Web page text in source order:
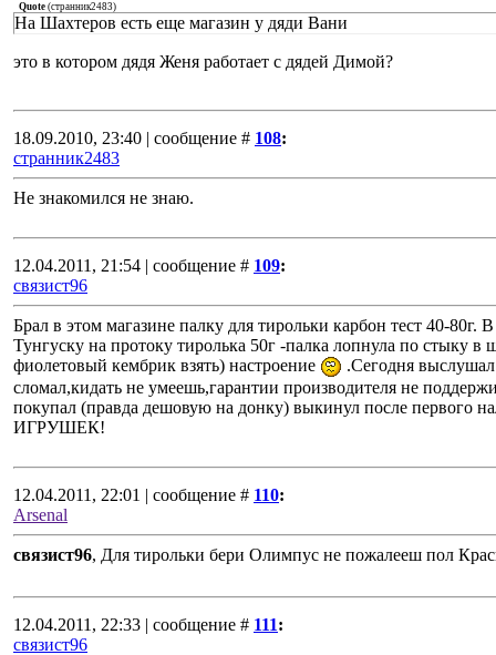
Quote (странник2483)
На Шахтеров есть еще магазин у дяди Вани
это в котором дядя Женя работает с дядей Димой?
18.09.2010, 23:40 | сообщение # 108:
странник2483
Не знакомился не знаю.
12.04.2011, 21:54 | сообщение # 109:
связист96
Брал в этом магазине палку для тирольки карбон тест 40-80г.
Тунгуску на протоку тиролька 50г -палка лопнула по стыку в
фиолетовый кембрик взять) настроение
.Сегодня выслушал
сломал,кидать не умеешь,гарантии производителя не
покупал (правда дешовую на донку) выкинул после первого
ИГРУШЕК!
12.04.2011, 22:01 | сообщение # 110:
Arsenal
связист96, Для тирольки бери Олимпус не пожалееш пол
12.04.2011, 22:33 | сообщение # 111:
связист96